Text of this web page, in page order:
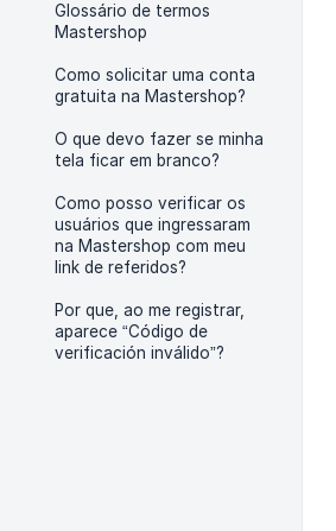
Glossário de termos
Mastershop
Como solicitar uma conta
gratuita na Mastershop?
O que devo fazer se minha
tela ficar em branco?
Como posso verificar os
usuários que ingressaram
na Mastershop com meu
link de referidos?
Por que, ao me registrar,
aparece “Código de
verificación inválido”?